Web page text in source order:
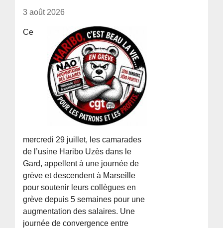
3 août 2026
Ce
mercredi 29 juillet, les camarades
de l’usine Haribo Uzès dans le
Gard, appellent à une journée de
grève et descendent à Marseille
pour soutenir leurs collègues en
grève depuis 5 semaines pour une
augmentation des salaires. Une
journée de convergence entre